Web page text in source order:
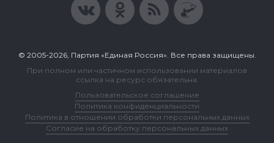
© 2005-2026, Партия «Единая Россия». Все права защищены.
При полном или частичном использовании материалов
ссылка на ресурс обязательна.
Пользовательское соглашение
Политика конфиденциальности
Политика в отношении обработки персональных данных
Согласие на обработку персональных данных